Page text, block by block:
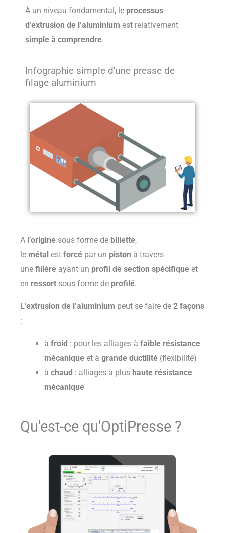
À un niveau fondamental, le processus
d’extrusion de l’aluminium est relativement
simple à comprendre.
Infographie simple d'une presse de
filage aluminium
A l’origine sous forme de billette,
le métal est forcé par un piston à travers
une filière ayant un profil de section spécifique et
en ressort sous forme de profilé.
L’extrusion de l’aluminium peut se faire de 2 façons
:
à froid : pour les alliages à faible résistance
mécanique et à grande ductilité (flexibilité)
à chaud : alliages à plus haute résistance
mécanique
Qu'est-ce qu'OptiPresse ?